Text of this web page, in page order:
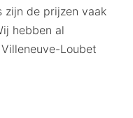
zijn de prijzen vaak
hebben al
Loubet